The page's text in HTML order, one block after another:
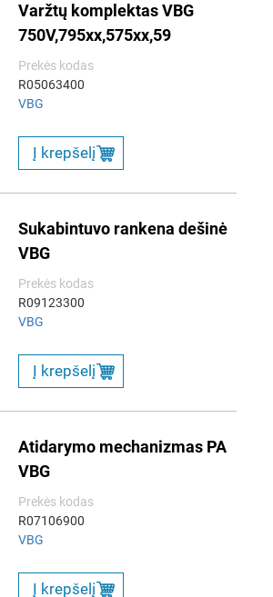
Varžtų komplektas VBG
750V,795xx,575xx,59
Prekės kodas
R05063400
VBG
Į krepšelį
Sukabintuvo rankena dešinė
VBG
Prekės kodas
R09123300
VBG
Į krepšelį
Atidarymo mechanizmas PA
VBG
Prekės kodas
R07106900
VBG
Į krepšelį